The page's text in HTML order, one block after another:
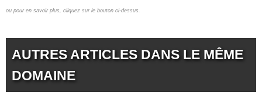
ou pour en savoir plus, cliquez sur le bouton ci-dessus.
AUTRES ARTICLES DANS LE MÊME
DOMAINE